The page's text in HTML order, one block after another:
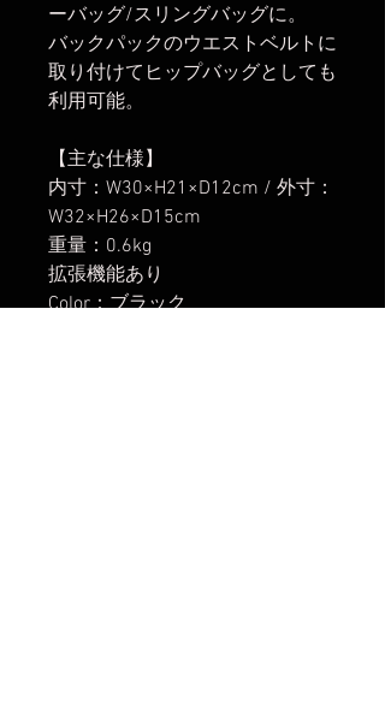
ーバッグ/スリングバッグに。
バックパックのウエストベルトに
取り付けてヒップバッグとしても
利用可能。
【主な仕様】
内寸：W30×H21×D12cm / 外寸：
W32×H26×D15cm
重量：0.6kg
拡張機能あり
Color：ブラック